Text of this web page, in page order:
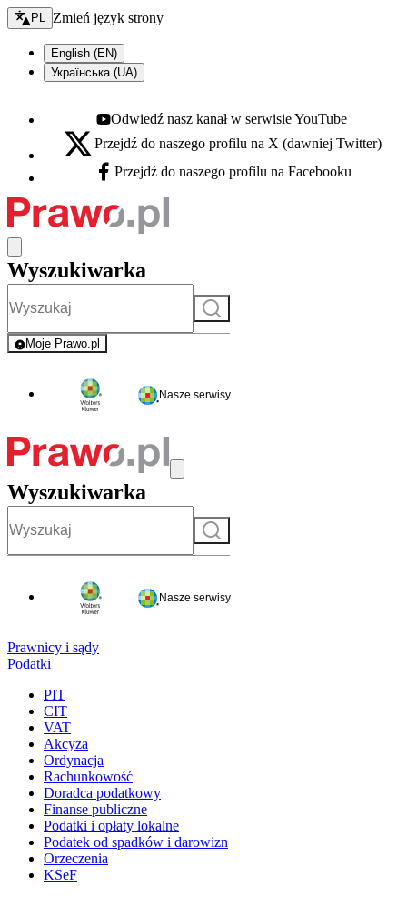
Zmień język - bieżący:
PL Zmień język strony
English (EN)
Українська (UA)
Youtube - otwiera się w nowej karcie
Odwiedź nasz kanał w serwisie YouTube
X - otwiera się w nowej karcie
Przejdź do naszego profilu na X (dawniej Twitter)
Facebook - otwiera się w nowej karcie
Przejdź do naszego profilu na Facebooku
Wyszukiwarka
Szukaj
Moje Prawo.pl
- rejestracja i logowanie do serwisu
Nasze serwisy
Wyszukiwarka
Szukaj
Nasze serwisy
Prawnicy i sądy
Podatki
PIT
CIT
VAT
Akcyza
Ordynacja
Rachunkowość
Doradca podatkowy
Finanse publiczne
Podatki i opłaty lokalne
Podatek od spadków i darowizn
Orzeczenia
KSeF